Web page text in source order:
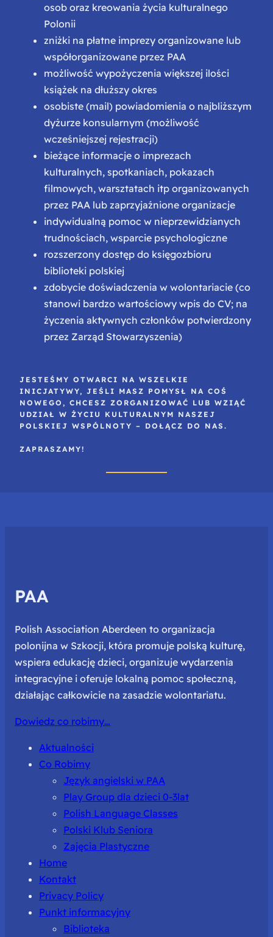
osob oraz kreowania życia kulturalnego
Polonii
zniżki na płatne imprezy organizowane lub
współorganizowane przez PAA
możliwość wypożyczenia większej ilości
książek na dłuższy okres
osobiste (mail) powiadomienia o najbliższym
dyżurze konsularnym (możliwość
wcześniejszej rejestracji)
bieżące informacje o imprezach
kulturalnych, spotkaniach, pokazach
filmowych, warsztatach itp organizowanych
przez PAA lub zaprzyjaźnione organizacje
indywidualną pomoc w nieprzewidzianych
trudnościach, wsparcie psychologiczne
rozszerzony dostęp do księgozbioru
biblioteki polskiej
zdobycie doświadczenia w wolontariacie (co
stanowi bardzo wartościowy wpis do CV; na
życzenia aktywnych członków potwierdzony
przez Zarząd Stowarzyszenia)
JESTEŚMY OTWARCI NA WSZELKIE
INICJATYWY, JEŚLI MASZ POMYSŁ NA COŚ
NOWEGO, CHCESZ ZORGANIZOWAĆ LUB WZIĄĆ
UDZIAŁ W ŻYCIU KULTURALNYM NASZEJ
POLSKIEJ WSPÓLNOTY – DOŁĄCZ DO NAS.
ZAPRASZAMY!
PAA
Polish Association Aberdeen to organizacja
polonijna w Szkocji, która promuje polską kulturę,
wspiera edukację dzieci, organizuje wydarzenia
integracyjne i oferuje lokalną pomoc społeczną,
działając całkowicie na zasadzie wolontariatu.
Dowiedz co robimy…
Aktualności
Co Robimy
Język angielski w PAA
Play Group dla dzieci 0-3lat
Polish Language Classes
Polski Klub Seniora
Zajęcia Plastyczne
Home
Kontakt
Privacy Policy
Punkt informacyjny
Biblioteka